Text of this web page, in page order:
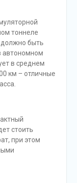
тоннеле
должно быть
автономном
в среднем
км – отличные
стоить
при этом